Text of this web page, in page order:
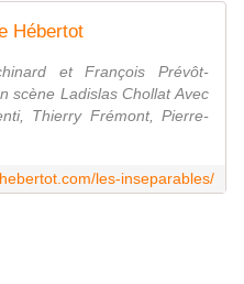
Hébertot
et François Prévôt-
scène Ladislas Chollat Avec
Thierry Frémont, Pierre-
les-inseparables/